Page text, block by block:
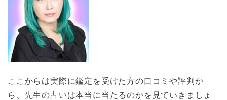
ここからは実際に鑑定を受けた方の口コミや評判か
ら、先生の占いは本当に当たるのかを見ていきましょ